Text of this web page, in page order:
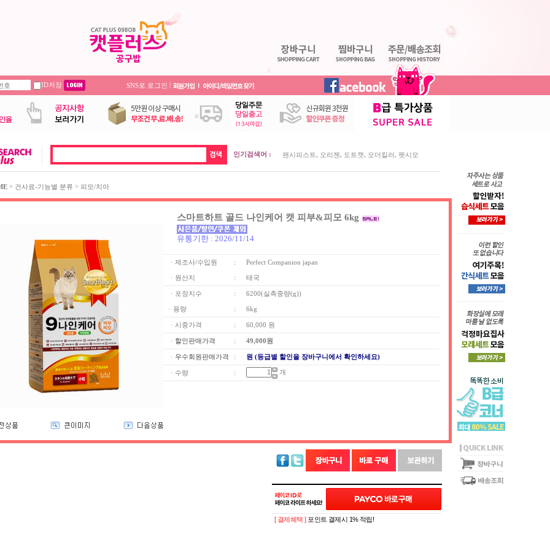
ID저장 SNS로 로그인 |
인기검색어 : 팬시피스트 오리젠 도트캣 오더킬러 펫시모
> 건사료-기능별 분류 > 피모/치아
스마트하트 골드 나인케어 캣 피부&피모 6kg
유통기한 : 2026/11/14
· 제조사/수입원 : Perfect Companion japan
· 원산지 : 태국
· 포장지수 : 6200(실측중량(g))
· 용량 : 6kg
· 시중가격 : 60,000 원
· 할인판매가격 : 49,000원
· 우수회원판매가격 : 원 (등급별 할인을 장바구니에서 확인하세요)
· 수량 : 개
[ 결제혜택 ] 포인트 결제시 1% 적립!